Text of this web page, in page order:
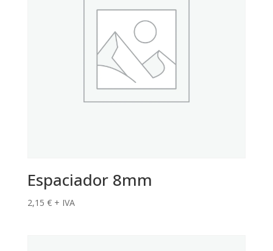
Espaciador 8mm
2,15 € + IVA